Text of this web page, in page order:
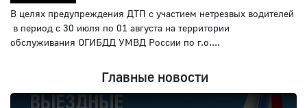
В целях предупреждения ДТП с участием нетрезвых водителей
в период с 30 июля по 01 августа на территории
обслуживания ОГИБДД УМВД России по г.о....
Главные новости